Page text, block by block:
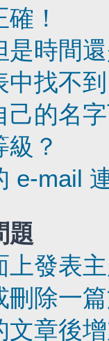
！
是時間
中找不
己的名
？
e-mail
題
上發表
刪除一
文章後